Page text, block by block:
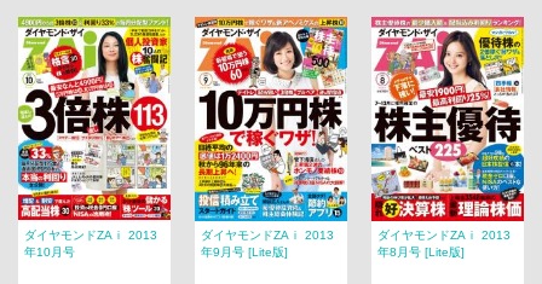
ダイヤモンドZAｉ 2013
年10月号
ダイヤモンドZAｉ 2013
年9月号 [Lite版]
ダイヤモンドZAｉ 2013
年8月号 [Lite版]